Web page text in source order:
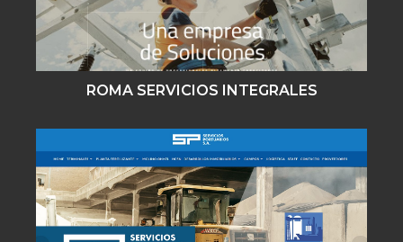
ROMA SERVICIOS INTEGRALES